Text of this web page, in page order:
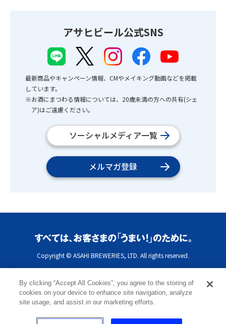
アサヒビール公式SNS
最新商品やキャンペーン情報、CMやメイキング動画などを掲載
しています。
※お酒にまつわる情報については、20歳未満の方への共有(シェ
ア)はご遠慮ください。
ソーシャルメディア一覧
メルマガ登録
Copyright © ASAHI BREWERIES, LTD. All rights reserved.
By clicking “Accept All Cookies”, you agree to the storing of
cookies on your device to enhance site navigation, analyze
site usage, and assist in our marketing efforts.